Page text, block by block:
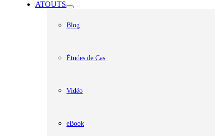
ATOUTS
Blog
Études de Cas
Vidéo
eBook